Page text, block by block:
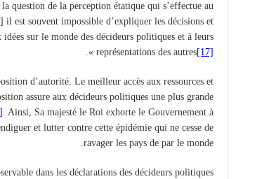
question de la perception étatique qui s’effectue au
est souvent impossible d’expliquer les décisions et
sur le monde des décideurs politiques et à leurs
représentations des autres[17]
».
d’autorité. Le meilleur accès aux ressources et
assure aux décideurs politiques une plus grande
. Ainsi, Sa majesté le Roi exhorte le Gouvernement à
et lutter contre cette épidémie qui ne cesse de
ravager les pays de par le monde.
dans les déclarations des décideurs politiques